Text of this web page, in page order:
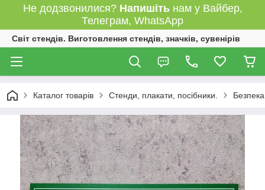
Не додзвонилися? Напишітьнам у Вайбер,
Телеграм, WhatsApp
Світ стендів. Виготовлення стендів, значків, сувенірів
Каталог товарів Стенди, плакати, посібники.